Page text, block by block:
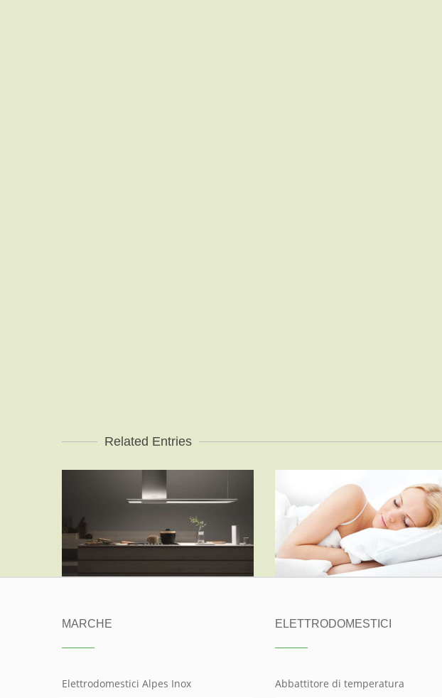
Related Entries
ALTRE MARCHE, FALMEC
MATERASSI DI QUALITÀ
LORDFLEX’S
ALTRE MARCHE, MATERASSI LORDFLEX
MARCHE
Elettrodomestici Alpes Inox
ELETTRODOMESTICI
Abbattitore di temperatura